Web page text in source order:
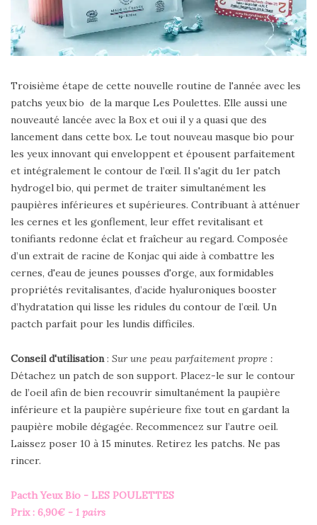
Troisième étape de cette nouvelle routine de l'année avec les
patchs yeux bio de la marque Les Poulettes. Elle aussi une
nouveauté lancée avec la Box et oui il y a quasi que des
lancement dans cette box. Le tout nouveau masque bio pour
les yeux innovant qui enveloppent et épousent parfaitement
et intégralement le contour de l’œil. Il s'agit du 1er patch
hydrogel bio, qui permet de traiter simultanément les
paupières inférieures et supérieures. Contribuant à atténuer
les cernes et les gonflement, leur effet revitalisant et
tonifiants redonne éclat et fraîcheur au regard. Composée
d’un extrait de racine de Konjac qui aide à combattre les
cernes, d'eau de jeunes pousses d'orge, aux formidables
propriétés revitalisantes, d’acide hyaluroniques booster
d’hydratation qui lisse les ridules du contour de l’œil. Un
pactch parfait pour les lundis difficiles.
Conseil d'utilisation: Sur une peau parfaitement propre :
Détachez un patch de son support. Placez-le sur le contour
de l’oeil afin de bien recouvrir simultanément la paupière
inférieure et la paupière supérieure fixe tout en gardant la
paupière mobile dégagée. Recommencez sur l’autre oeil.
Laissez poser 10 à 15 minutes. Retirez les patchs. Ne pas
rincer.
Pacth Yeux Bio - LES POULETTES
Prix : 6,90€ - 1 pairs